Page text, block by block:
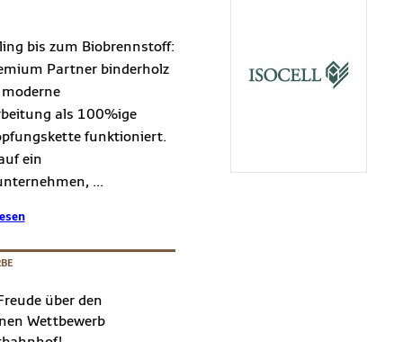
bis zum Biobrennstoff:
Partner binderholz
als 100%ige
funktioniert.
ein
...